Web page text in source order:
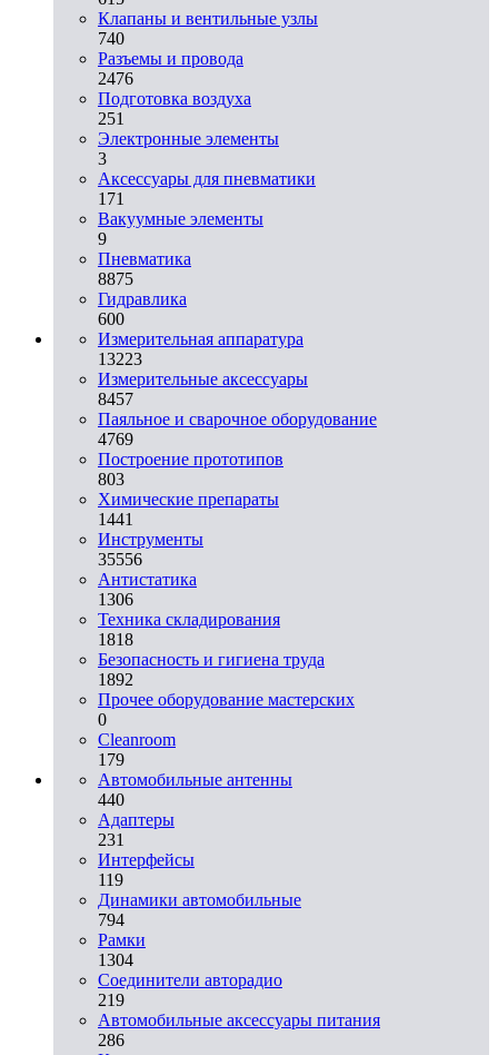
Клапаны и вентильные узлы
740
Разъемы и провода
2476
Подготовка воздуха
251
Электронные элементы
3
Аксессуары для пневматики
171
Вакуумные элементы
9
Пневматика
8875
Гидравлика
600
Измерительная аппаратура
13223
Измерительные аксессуары
8457
Паяльное и сварочное оборудование
4769
Построение прототипов
803
Химические препараты
1441
Инструменты
35556
Aнтистатика
1306
Техника складирования
1818
Безопасность и гигиена труда
1892
Прочее оборудование мастерских
0
Cleanroom
179
Автомобильные антенны
440
Адаптеры
231
Интерфейсы
119
Динамики автомобильные
794
Рамки
1304
Соединители авторадио
219
Автомобильные аксессуары питания
286